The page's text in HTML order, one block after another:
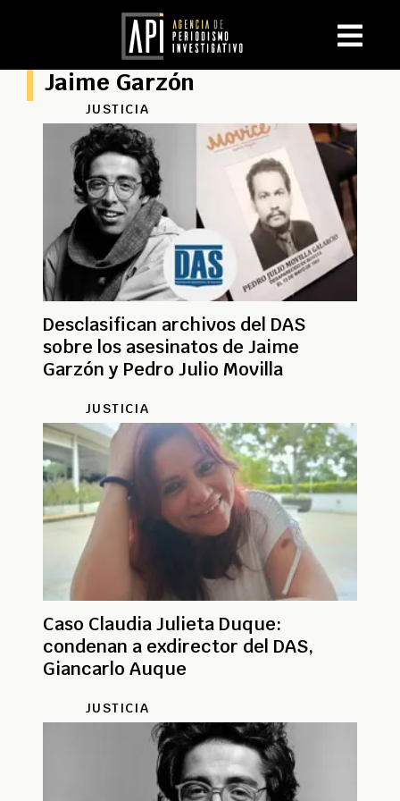
Jaime Garzón
JUSTICIA
Desclasifican archivos del DAS
sobre los asesinatos de Jaime
Garzón y Pedro Julio Movilla
JUSTICIA
Caso Claudia Julieta Duque:
condenan a exdirector del DAS,
Giancarlo Auque
JUSTICIA